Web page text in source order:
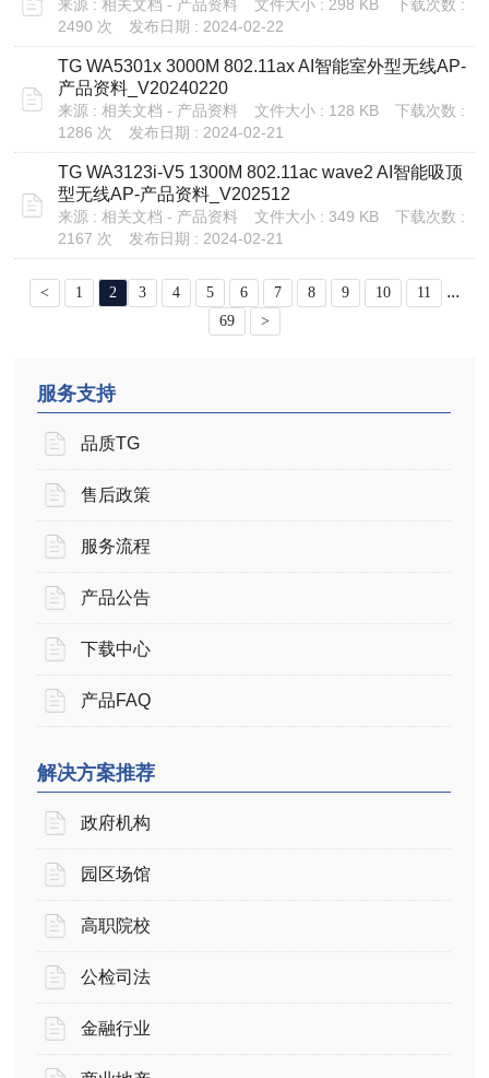
来源 : 相关文档 - 产品资料 文件大小 : 298 KB
下载次数 :
2490 次
发布日期 : 2024-02-22
TG WA5301x 3000M 802.11ax AI智能室外型无线AP-
产品资料_V20240220
来源 : 相关文档 - 产品资料 文件大小 : 128 KB
下载次数 :
1286 次
发布日期 : 2024-02-21
TG WA3123i-V5 1300M 802.11ac wave2 AI智能吸顶
型无线AP-产品资料_V202512
来源 : 相关文档 - 产品资料 文件大小 : 349 KB
下载次数 :
2167 次
发布日期 : 2024-02-21
< 1 2 3 4 5 6 7 8 9 10 11 ...
69 >
服务支持
品质TG
售后政策
服务流程
产品公告
下载中心
产品FAQ
解决方案推荐
政府机构
园区场馆
高职院校
公检司法
金融行业